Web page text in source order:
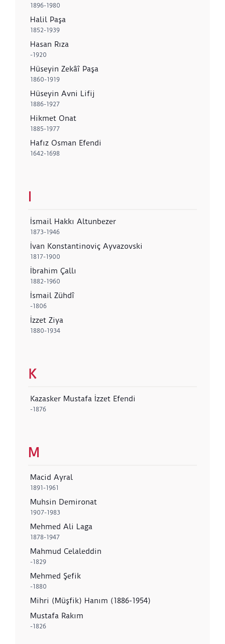
1896-1980
Halil Paşa
1852-1939
Hasan Rıza
-1920
Hüseyin Zekâî Paşa
1860-1919
Hüseyin Avni Lifij
1886-1927
Hikmet Onat
1885-1977
Hafız Osman Efendi
1642-1698
İsmail Hakkı Altunbezer
1873-1946
İvan Konstantinoviç Ayvazovski
1817-1900
İbrahim Çallı
1882-1960
İsmail Zühdî
-1806
İzzet Ziya
1880-1934
K
Kazasker Mustafa İzzet Efendi
-1876
M
Macid Ayral
1891-1961
Muhsin Demironat
1907-1983
Mehmed Ali Laga
1878-1947
Mahmud Celaleddin
-1829
Mehmed Şefik
-1880
Mihri (Müşfik) Hanım (1886-1954)
Mustafa Rakım
-1826